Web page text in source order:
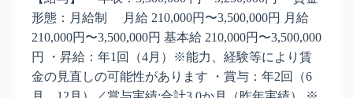
形態：月給制 月給 210,000円〜3,500,000円 月給
210,000円〜3,500,000円 基本給 210,000円〜3,500,000
円 ・昇給：年1回（4月）※能力、経験等により賃
金の見直しの可能性があります ・賞与：年2回（6